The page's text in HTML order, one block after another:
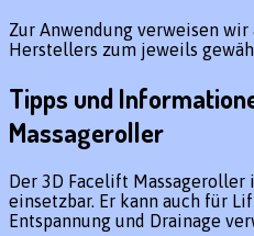
Zur Anwendung verweisen
Herstellers zum jeweils
Tipps und
Massageroller
Der 3D Facelift Massageroller
einsetzbar. Er kann auch für
Entspannung und Drainage